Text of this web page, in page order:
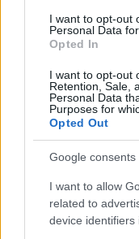
I want to opt-out
Personal Data
Opted In
I want to opt-out
Retention, Sale,
Personal Data
Purposes for
Opted Out
Google consents
I want to allow
related to
device identifiers
büntetőügyében,
ez csak az egyik botrány
lezárnak a napokban,
mértékben lebénul
Elromlott a
alapos késések
kimaradás is előfordult
Ön szerint hogy
Országos ellenőrzés